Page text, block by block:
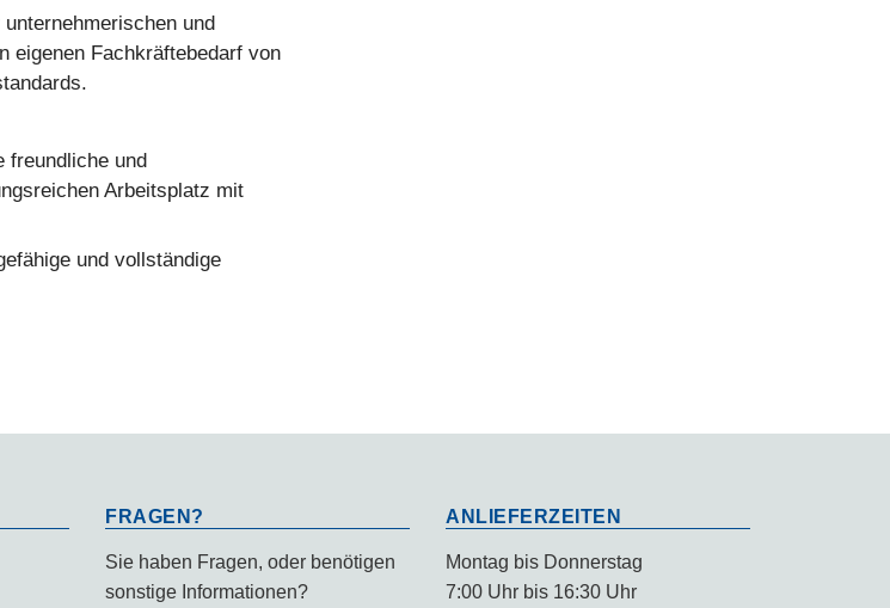
und
eigenen Fachkräftebedarf von
freundliche und
Arbeitsplatz mit
und vollständige
FRAGEN?
Sie haben Fragen, oder benötigen
sonstige Informationen?
ANLIEFERZEITEN
Montag bis Donnerstag
7:00 Uhr bis 16:30 Uhr